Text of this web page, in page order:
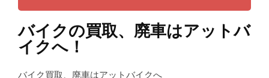
バイクの買取、廃車はアットバ
イクへ！
バイク買取、廃車はアットバイクへ